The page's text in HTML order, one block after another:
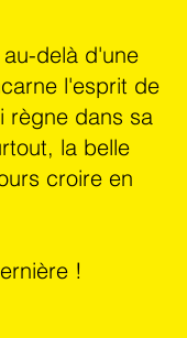
delà d'une
l'esprit de
règne dans sa
la belle
croire en
!